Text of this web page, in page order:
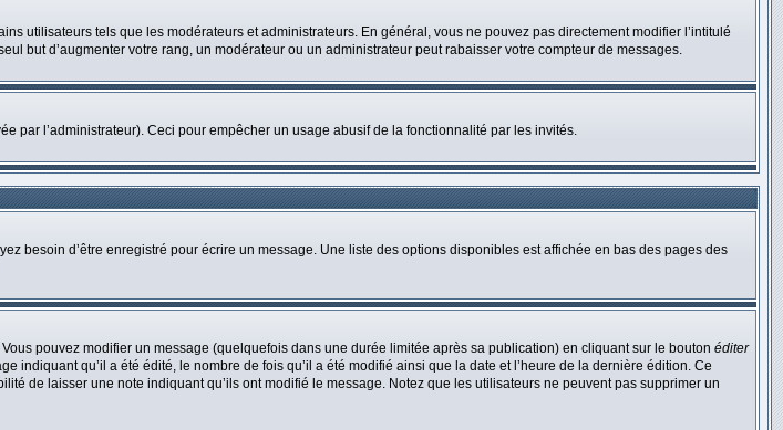
utilisateurs tels que les modérateurs et administrateurs. En général, vous ne pouvez pas directement modifier l’intitulé
but d’augmenter votre rang, un modérateur ou un administrateur peut rabaisser votre compteur de messages.
par l’administrateur). Ceci pour empêcher un usage abusif de la fonctionnalité par les invités.
besoin d’être enregistré pour écrire un message. Une liste des options disponibles est affichée en bas des pages des
pouvez modifier un message (quelquefois dans une durée limitée après sa publication) en cliquant sur le bouton éditer
indiquant qu’il a été édité, le nombre de fois qu’il a été modifié ainsi que la date et l’heure de la dernière édition. Ce
de laisser une note indiquant qu’ils ont modifié le message. Notez que les utilisateurs ne peuvent pas supprimer un